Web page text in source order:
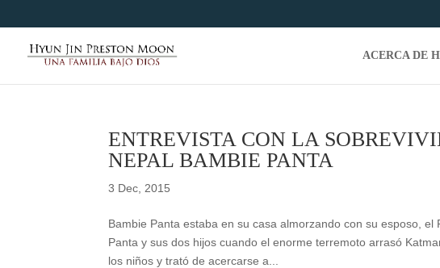
ACERCA DE
ENTREVISTA CON LA
NEPAL BAMBIE PANTA
3 Dec, 2015
Bambie Panta estaba en su casa almorzando con su esposo,
Panta y sus dos hijos cuando el enorme terremoto arrasó
los niños y trató de acercarse a...